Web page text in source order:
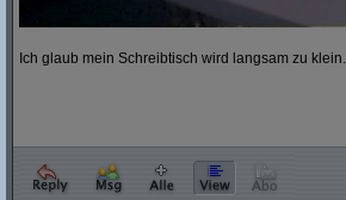
Ich glaub mein Schreibtisch wird langsam zu